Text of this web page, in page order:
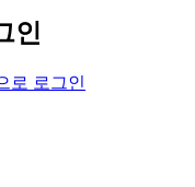
인
로 로그인